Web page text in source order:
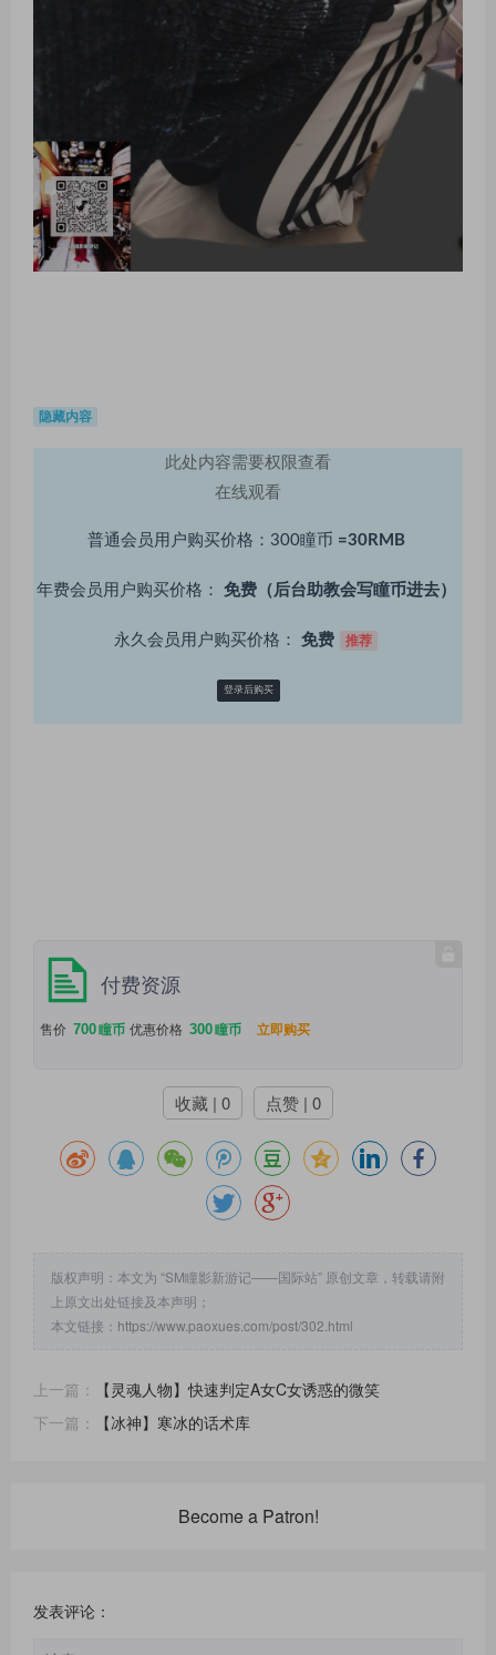
隐藏内容
此处内容需要权限查看
在线观看
普通会员用户购买价格：300瞳币 =30RMB
年费会员用户购买价格： 免费（后台助教会写瞳币进去）
永久会员用户购买价格： 免费 推荐
登录后购买
付费资源
售价 700瞳币 优惠价格 300瞳币 立即购买
收藏 | 0 点赞 | 0
版权声明：本文为 “SM瞳影新游记——国际站” 原创文章，转载请附
上原文出处链接及本声明；
本文链接： https://www.paoxues.com/post/302.html
上一篇：
【灵魂人物】快速判定A女C女诱惑的微笑
下一篇：
【冰神】寒冰的话术库
Become a Patron!
发表评论：